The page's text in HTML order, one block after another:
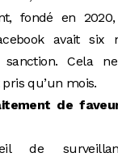
fondé en
avait six
sanction. Cela
qu’un mois.
de
de